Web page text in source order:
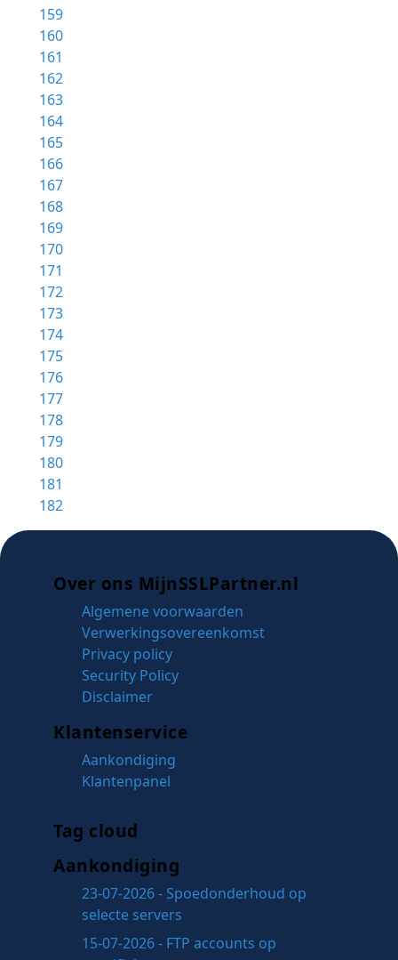
159
160
161
162
163
164
165
166
167
168
169
170
171
172
173
174
175
176
177
178
179
180
181
182
Over ons MijnSSLPartner.nl
Algemene voorwaarden
Verwerkingsovereenkomst
Privacy policy
Security Policy
Disclaimer
Klantenservice
Aankondiging
Klantenpanel
Tag cloud
Aankondiging
23-07-2026 - Spoedonderhoud op
selecte servers
15-07-2026 - FTP accounts op